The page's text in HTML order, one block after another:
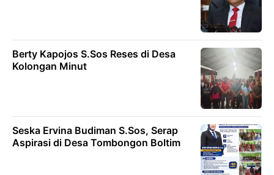
Berty Kapojos S.Sos Reses di Desa
Kolongan Minut
Seska Ervina Budiman S.Sos, Serap
Aspirasi di Desa Tombongon Boltim